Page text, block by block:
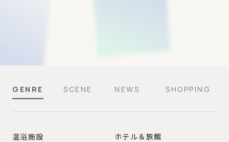
GENRE SCENE NEWS SHOPPING
GENRE
温浴施設
ホテル＆旅館